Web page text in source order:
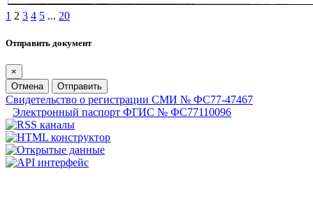
1 2 3 4 5 ... 20
Отправить документ
×
Отмена
Отправить
Свидетельство о регистрации СМИ № ФС77-47467
Электронный паспорт ФГИС № ФС77110096